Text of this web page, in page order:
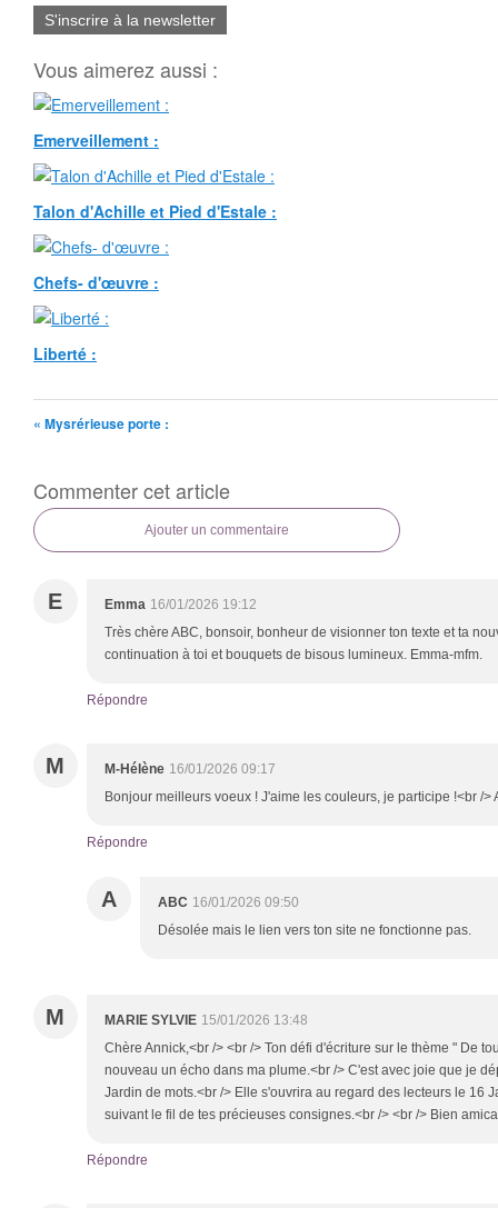
S'inscrire à la newsletter
Vous aimerez aussi :
Emerveillement :
Talon d'Achille et Pied d'Estale :
Chefs- d'œuvre :
Liberté :
« Mysrérieuse porte :
Commenter cet article
Ajouter un commentaire
E Emma 16/01/2026 19:12
Très chère ABC, bonsoir, bonheur de visionner ton texte et ta
continuation à toi et bouquets de bisous lumineux. Emma-mfm.
Répondre
M M-Hélène 16/01/2026 09:17
Bonjour meilleurs voeux ! J'aime les couleurs, je participe !<br />
Répondre
A ABC 16/01/2026 09:50
Désolée mais le lien vers ton site ne fonctionne pas.
M MARIE SYLVIE 15/01/2026 13:48
Chère Annick,<br /> <br /> Ton défi d'écriture sur le thème " De
nouveau un écho dans ma plume.<br /> C'est avec joie que je
Jardin de mots.<br /> Elle s'ouvrira au regard des lecteurs le 16
suivant le fil de tes précieuses consignes.<br /> <br /> Bien
Répondre